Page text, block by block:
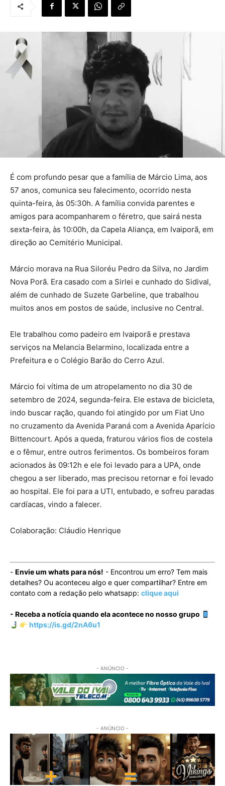
É com profundo pesar que a família de Márcio Lima, aos
57 anos, comunica seu falecimento, ocorrido nesta
quinta-feira, às 05:30h. A família convida parentes e
amigos para acompanharem o féretro, que sairá nesta
sexta-feira, às 10:00h, da Capela Aliança, em Ivaiporã, em
direção ao Cemitério Municipal.
Márcio morava na Rua Siloréu Pedro da Silva, no Jardim
Nova Porã. Era casado com a Sirlei e cunhado do Sidival,
além de cunhado de Suzete Garbeline, que trabalhou
muitos anos em postos de saúde, inclusive no Central.
Ele trabalhou como padeiro em Ivaiporã e prestava
serviços na Melancia Belarmino, localizada entre a
Prefeitura e o Colégio Barão do Cerro Azul.
Márcio foi vítima de um atropelamento no dia 30 de
setembro de 2024, segunda-feira. Ele estava de bicicleta,
indo buscar ração, quando foi atingido por um Fiat Uno
no cruzamento da Avenida Paraná com a Avenida Aparício
Bittencourt. Após a queda, fraturou vários fios de costela
e o fêmur, entre outros ferimentos. Os bombeiros foram
acionados às 09:12h e ele foi levado para a UPA, onde
chegou a ser liberado, mas precisou retornar e foi levado
ao hospital. Ele foi para a UTI, entubado, e sofreu paradas
cardíacas, vindo a falecer.
Colaboração: Cláudio Henrique
- Envie um whats para nós! - Encontrou um erro? Tem mais
detalhes? Ou aconteceu algo e quer compartilhar? Entre em
contato com a redação pelo whatsapp: clique aqui
- Receba a notícia quando ela acontece no nosso grupo
https://is.gd/2nA6u1
- ANÚNCIO -
- ANÚNCIO -